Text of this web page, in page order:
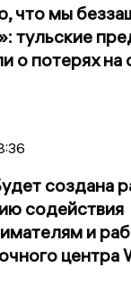
что мы
тульские
о потерях на
создана
содействия
и
центра